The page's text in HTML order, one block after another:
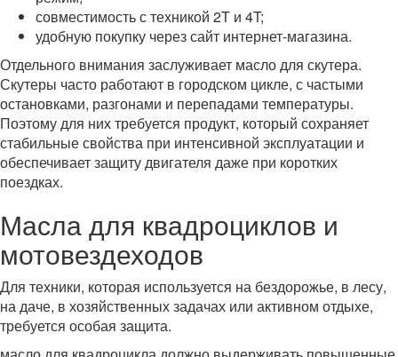
совместимость с техникой 2T и 4T;
удобную покупку через сайт интернет-магазина.
Отдельного внимания заслуживает масло для скутера.
Скутеры часто работают в городском цикле, с частыми
остановками, разгонами и перепадами температуры.
Поэтому для них требуется продукт, который сохраняет
стабильные свойства при интенсивной эксплуатации и
обеспечивает защиту двигателя даже при коротких
поездках.
Масла для квадроциклов и
мотовездеходов
Для техники, которая используется на бездорожье, в лесу,
на даче, в хозяйственных задачах или активном отдыхе,
требуется особая защита.